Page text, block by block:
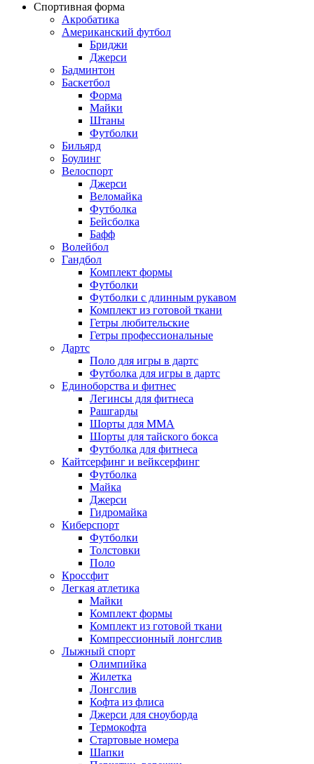
Спортивная форма
Акробатика
Американский футбол
Бриджи
Джерси
Бадминтон
Баскетбол
Форма
Майки
Штаны
Футболки
Бильярд
Боулинг
Велоспорт
Джерси
Веломайка
Футболка
Бейсболка
Бафф
Волейбол
Гандбол
Комплект формы
Футболки
Футболки с длинным рукавом
Комплект из готовой ткани
Гетры любительские
Гетры профессиональные
Дартс
Поло для игры в дартс
Футболка для игры в дартс
Единоборства и фитнес
Легинсы для фитнеса
Рашгарды
Шорты для MMA
Шорты для тайского бокса
Футболка для фитнеса
Кайтсерфинг и вейксерфинг
Футболка
Майка
Джерси
Гидромайка
Киберспорт
Футболки
Толстовки
Поло
Кроссфит
Легкая атлетика
Майки
Комплект формы
Комплект из готовой ткани
Компрессионный лонгслив
Лыжный спорт
Олимпийка
Жилетка
Лонгслив
Кофта из флиса
Джерси для сноуборда
Термокофта
Стартовые номера
Шапки